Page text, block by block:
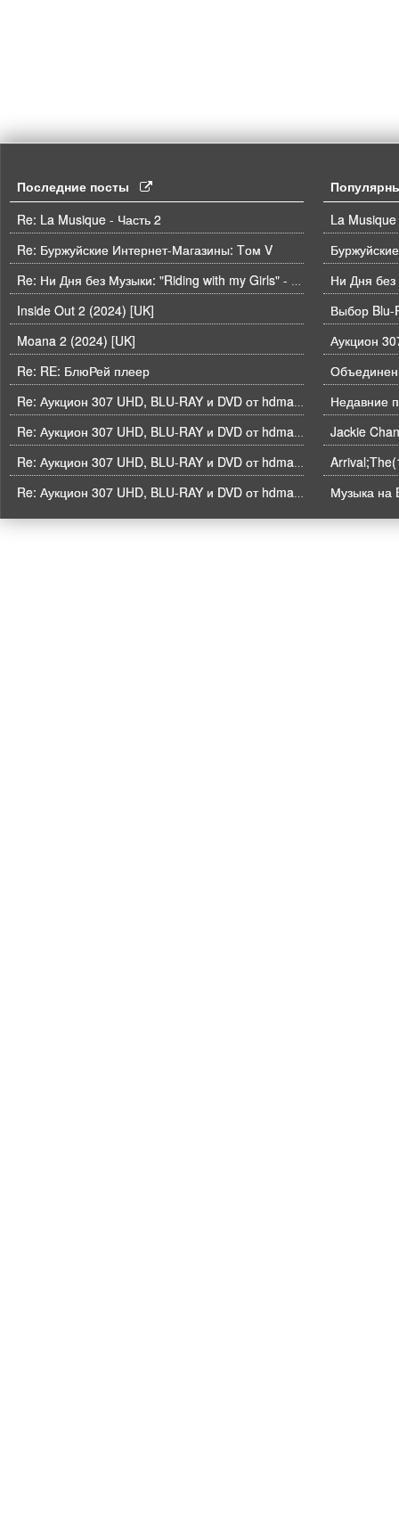
Последние посты
Re: La Musique - Часть 2
Re: Буржуйские Интернет-Магазины: Tом V
Inside Out 2 (2024) [UK]
Moana 2 (2024) [UK]
Re: RE: БлюРей плеер
La
Ни Дня
Выбор Blu-
Недавние
Музыка на